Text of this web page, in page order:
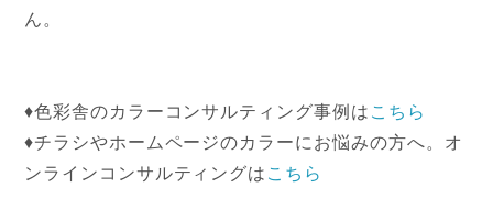
ん。
♦色彩舎のカラーコンサルティング事例は こちら
♦チラシやホームページのカラーにお悩みの方へ。オ
ンラインコンサルティングは こちら